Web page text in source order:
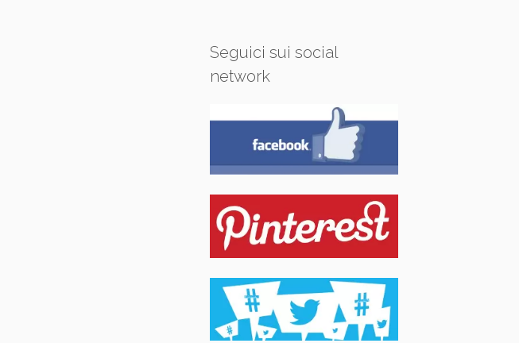
Seguici sui social
network